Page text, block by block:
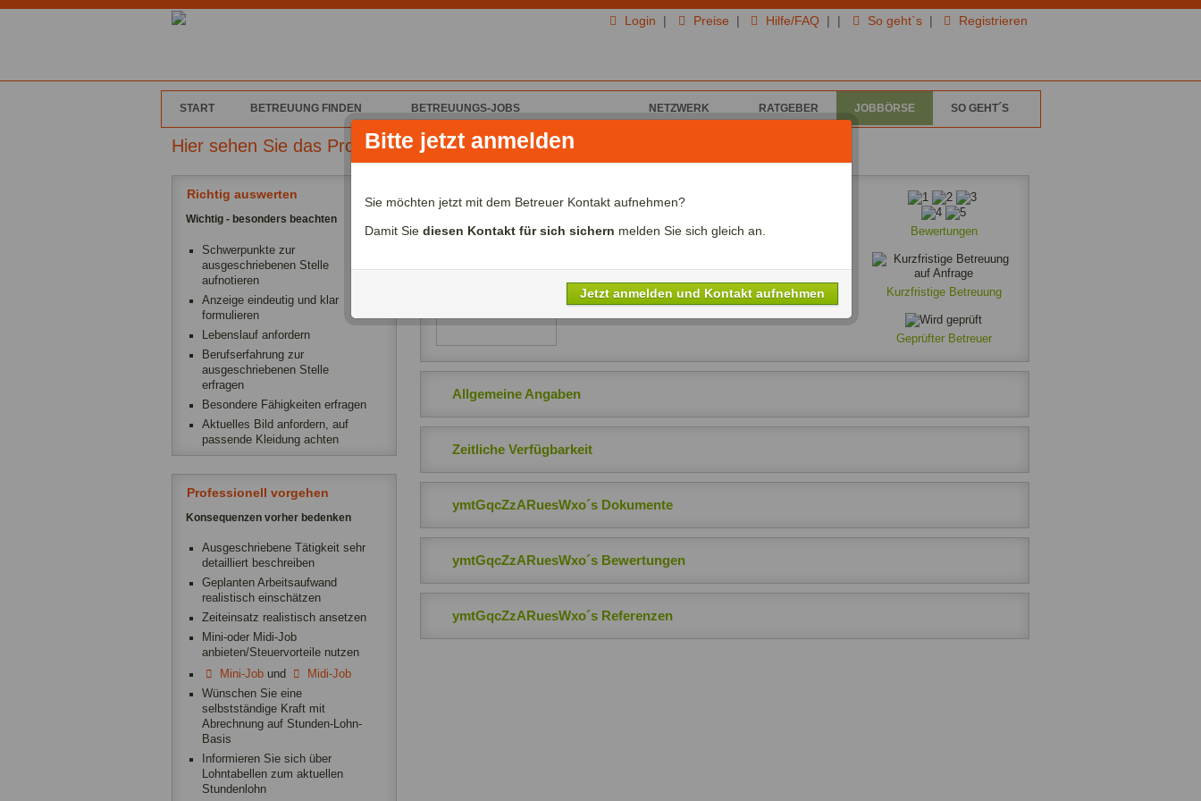
Login | Preise | Hilfe/FAQ | | So geht`s | Registrieren
START BETREUUNG FINDEN BETREUUNGS-JOBS SO GEHT´S
JOBBÖRSE
RATGEBER
NETZWERK
Hier sehen Sie das Profil von YmtGqcZzARuesWxo X. für Haus & Garten
Richtig auswerten
Wichtig - besonders beachten
Schwerpunkte zur
ausgeschriebenen Stelle
aufnotieren
Anzeige eindeutig und klar
formulieren
Lebenslauf anfordern
Berufserfahrung zur
ausgeschriebenen Stelle
erfragen
Besondere Fähigkeiten erfragen
Aktuelles Bild anfordern, auf
passende Kleidung achten
Professionell vorgehen
Konsequenzen vorher bedenken
Ausgeschriebene Tätigkeit sehr
detailliert beschreiben
Geplanten Arbeitsaufwand
realistisch einschätzen
Zeiteinsatz realistisch ansetzen
Mini-oder Midi-Job
anbieten/Steuervorteile nutzen
Mini-Jobund
Midi-Job
Wünschen Sie eine
selbstständige Kraft mit
Abrechnung auf Stunden-Lohn-
Basis
Informieren Sie sich über
Lohntabellen zum aktuellen
Stundenlohn
YmtGqcZzARuesWxo X. aus
Sprachen:
Bewertungen
Kurzfristige Betreuung
Geprüfter Betreuer
Allgemeine Angaben
Zeitliche Verfügbarkeit
ymtGqcZzARuesWxo´s Dokumente
ymtGqcZzARuesWxo´s Bewertungen
ymtGqcZzARuesWxo´s Referenzen
Bitte jetzt anmelden
Sie möchten jetzt mit dem Betreuer Kontakt aufnehmen?
Damit Sie diesen Kontakt für sich sichern melden Sie sich gleich an.
Jetzt anmelden und Kontakt aufnehmen